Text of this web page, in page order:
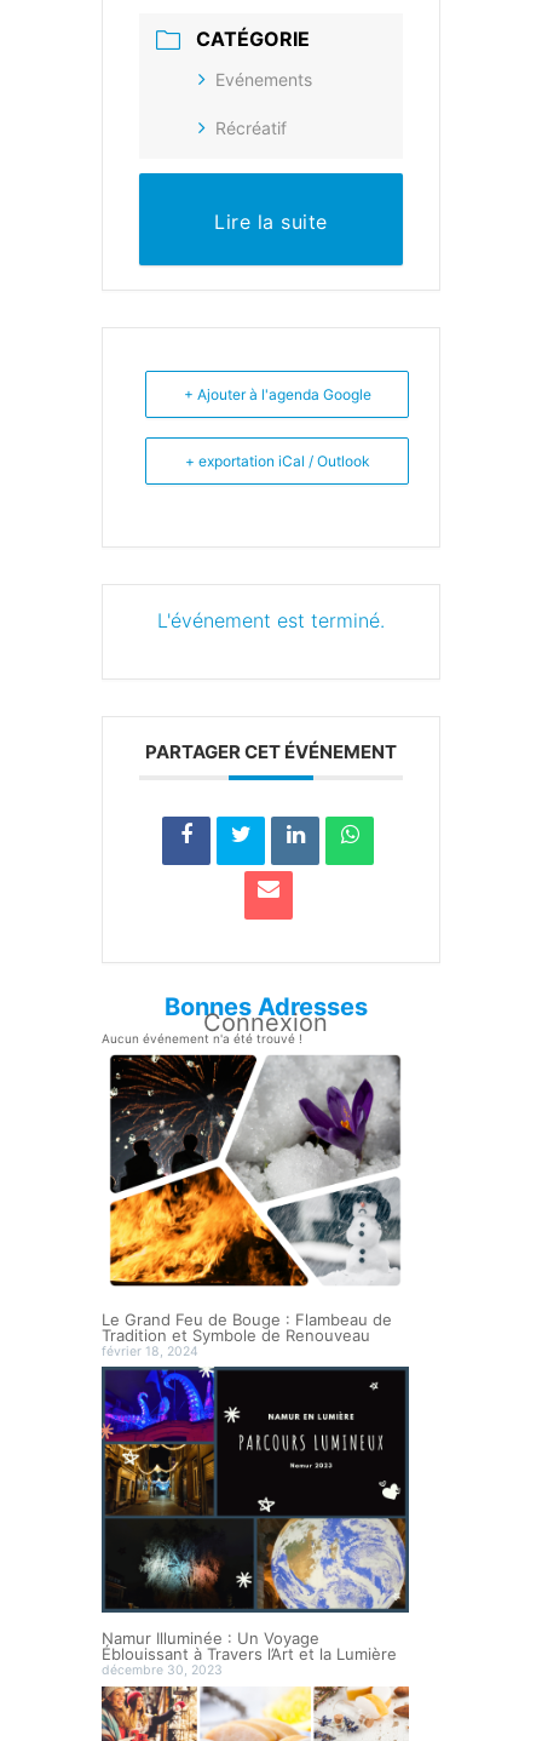
CATÉGORIE
Evénements
Récréatif
Lire la suite
+ Ajouter à l'agenda Google
+ exportation iCal / Outlook
L'événement est terminé.
PARTAGER CET ÉVÉNEMENT
Bonnes Adresses
Connexion
Aucun événement n'a été trouvé !
Le Grand Feu de Bouge : Flambeau de
Tradition et Symbole de Renouveau
février 18, 2024
Namur Illuminée : Un Voyage
Éblouissant à Travers l’Art et la Lumière
décembre 30, 2023